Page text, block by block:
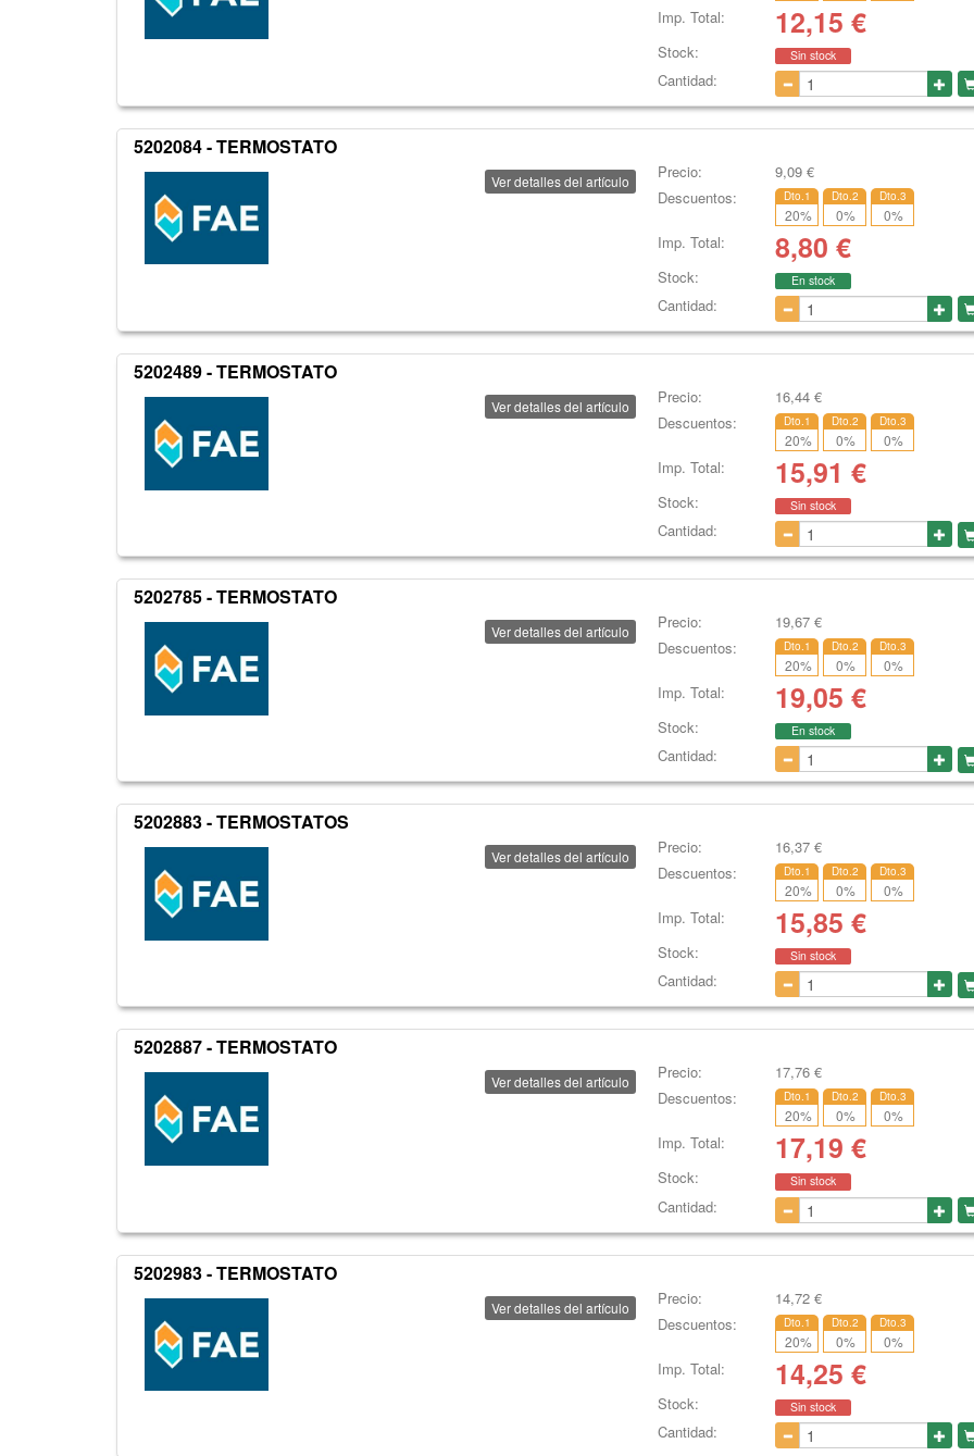
Imp. Total: 12,15 €
Stock: Sin stock
Cantidad:
5202084 - TERMOSTATO
Ver detalles del artículo Precio: 9,09 €
Descuentos:
Dto.1
20%
Dto.2
0%
Dto.3
0%
Imp. Total: 8,80 €
Stock: En stock
Cantidad:
5202489 - TERMOSTATO
Ver detalles del artículo Precio: 16,44 €
Descuentos:
Dto.1
20%
Dto.2
0%
Dto.3
0%
Imp. Total: 15,91 €
Stock: Sin stock
Cantidad:
5202785 - TERMOSTATO
Ver detalles del artículo Precio: 19,67 €
Descuentos:
Dto.1
20%
Dto.2
0%
Dto.3
0%
Imp. Total: 19,05 €
Stock: En stock
Cantidad:
5202883 - TERMOSTATOS
Ver detalles del artículo Precio: 16,37 €
Descuentos:
Dto.1
20%
Dto.2
0%
Dto.3
0%
Imp. Total: 15,85 €
Stock: Sin stock
Cantidad:
5202887 - TERMOSTATO
Ver detalles del artículo Precio: 17,76 €
Descuentos:
Dto.1
20%
Dto.2
0%
Dto.3
0%
Imp. Total: 17,19 €
Stock: Sin stock
Cantidad:
5202983 - TERMOSTATO
Ver detalles del artículo Precio: 14,72 €
Descuentos:
Dto.1
20%
Dto.2
0%
Dto.3
0%
Imp. Total: 14,25 €
Stock: Sin stock
Cantidad: